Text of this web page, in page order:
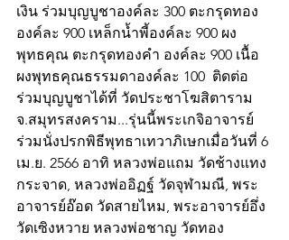
เงิน ร่วมบุญบูชาองค์ละ 300 ตะกรุดทอง
องค์ละ 900 เหล็กน้ำพี้องค์ละ 900 ผง
พุทธคุณ ตะกรุดทองคำ องค์ละ 900 เนื้อ
ผงพุทธคุณธรรมดาองค์ละ 100  ติดต่อ
ร่วมบุญบูชาได้ที่ วัดประชาโฆสิตาราม
จ.สมุทรสงคราม...รุ่นนี้พระเกจิอาจารย์
ร่วมนั่งปรกพิธีพุทธาเทวาภิเษกเมื่อวันที่ 6
เม.ย. 2566 อาทิ หลวงพ่อแถม วัดช้างแทง
กระจาด, หลวงพ่ออิฏฐ์ วัดจุฬามณี, พระ
อาจารย์อ๊อด วัดสายไหม, พระอาจารย์อึ่ง
วัดเซิงหวาย หลวงพ่อชาญ วัดทอง